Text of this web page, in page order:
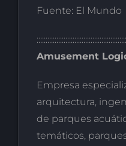
Fuente: El Mundo
Amusement
Empresa
arquitectura,
de parques
temáticos,